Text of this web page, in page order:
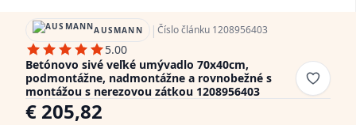
AUSMANN | Číslo článku 1208956403
5.00
Betónovo sivé veľké umývadlo 70x40cm,
podmontážne, nadmontážne a rovnobežné s
montážou s nerezovou zátkou 1208956403
€ 205,82